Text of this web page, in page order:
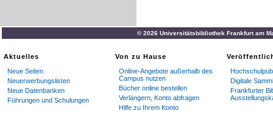
© 2026 Universitätsbibliothek Frankfurt am
Aktuelles
Neue Seiten
Neuerwerbungslisten
Neue Datenbanken
Führungen und Schulungen
Von zu Hause
Online-Angebote außerhalb des
Campus nutzen
Bücher online bestellen
Verlängern, Konto abfragen
Hilfe zu Ihrem Konto
Digitale
Frankfurter